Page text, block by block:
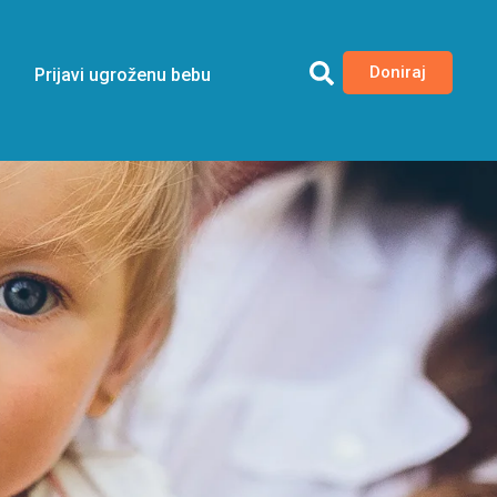
Prijavi ugroženu bebu Doniraj